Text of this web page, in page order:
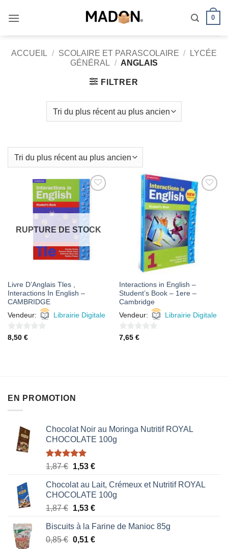
0
ACCUEIL / SCOLAIRE ET PARASCOLAIRE /
LYCÉE
GÉNÉRAL / ANGLAIS
FILTRER
AJOUTER
À MES
RUPTURE DE STOCK
Livre D’Anglais Tles ,
Interactions In English –
CAMBRIDGE
Vendeur:
Librairie Digitale
0
8,50 €
AJOUTER
À MES
FAVORIS
Interactions in English –
Student’s Book – 1ere –
Cambridge
Vendeur:
Librairie Digitale
0
7,65 €
EN PROMOTION
Chocolat Noir au Moringa Nutritif ROYAL
CHOCOLATE 100g
Note5.00
1,87€ Le
initial
était :
1,87 €.
1,53 €Le
actuel
est :
1,53 €.
Chocolat au Lait, Crémeux et Nutritif ROYAL
CHOCOLATE 100g
1,87€ Le
initial
était :
1,53 €Le
actuel
est :
Biscuits à la Farine de Manioc 85g
0,85€ Le
0,51 €Le